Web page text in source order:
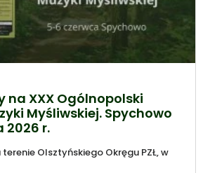
na XXX Ogólnopolski
Myśliwskiej. Spychowo
2026 r.
Olsztyńskiego Okręgu PZŁ, w